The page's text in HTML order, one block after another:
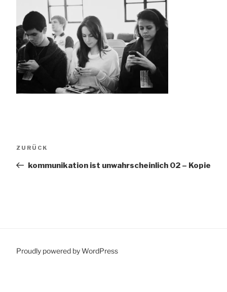
Vorheriger
ZURÜCK
kommunikation ist unwahrscheinlich 02 – Kopie
Proudly powered by WordPress